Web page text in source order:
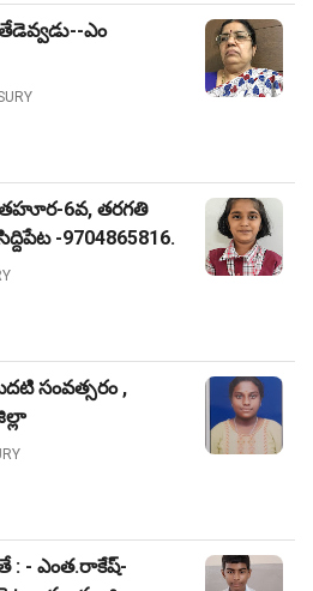
ఎం
6వ, తరగతి
-9704865816.
సంవత్సరం ,
: - ఎంత.రాకేష్-